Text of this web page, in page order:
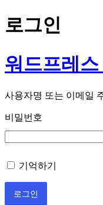
로그인
워드프레
사용자명 또는 이메일
비밀번호
기억하기